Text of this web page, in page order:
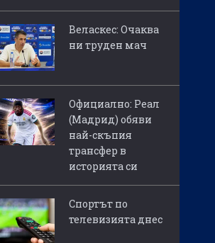
Веласкес: Очаква
ни труден мач
Официално: Реал
(Мадрид) обяви
най-скъпия
трансфер в
историята си
Спортът по
телевизията днес